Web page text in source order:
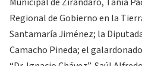
Regional de Gobierno en la
Santamaría Jiménez; la
Camacho Pineda; el